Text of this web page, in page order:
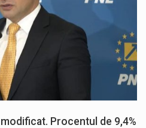
Procentul de 9,4%